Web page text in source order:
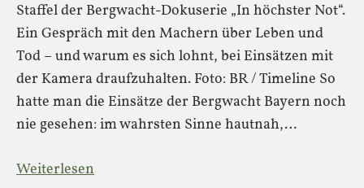
Staffel der Bergwacht-Dokuserie „In höchster Not“.
Ein Gespräch mit den Machern über Leben und
Tod – und warum es sich lohnt, bei Einsätzen mit
der Kamera draufzuhalten. Foto: BR / Timeline So
hatte man die Einsätze der Bergwacht Bayern noch
nie gesehen: im wahrsten Sinne hautnah,…
Weiterlesen